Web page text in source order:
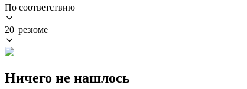
По соответствию
20 резюме
Ничего не нашлось